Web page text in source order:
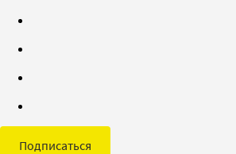
Подписаться